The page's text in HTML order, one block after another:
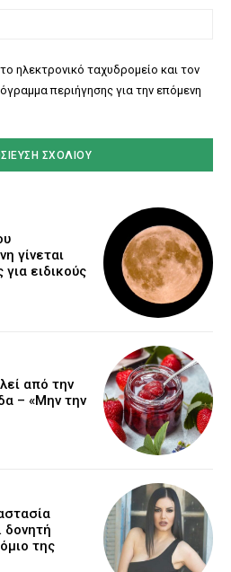
ηλεκτρονικό ταχυδρομείο και τον
περιήγησης για την επόμενη
γίνεται
ειδικούς
από την
– «Μην την
δονητή
της